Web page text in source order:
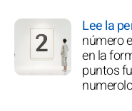
Lee la
número
en la
puntos